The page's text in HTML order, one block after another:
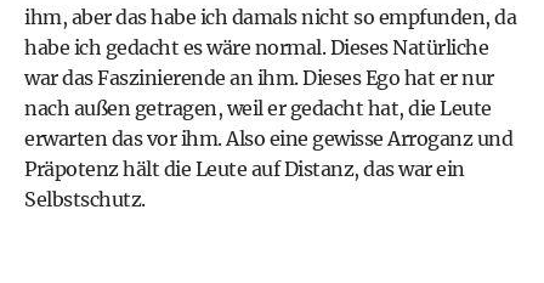
ihm, aber das habe ich damals nicht so empfunden, da
habe ich gedacht es wäre normal. Dieses Natürliche
war das Faszinierende an ihm. Dieses Ego hat er nur
nach außen getragen, weil er gedacht hat, die Leute
erwarten das vor ihm. Also eine gewisse Arroganz und
Präpotenz hält die Leute auf Distanz, das war ein
Selbstschutz.